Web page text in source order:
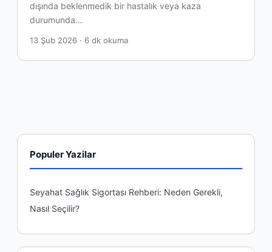
dışında beklenmedik bir hastalık veya kaza
durumunda…
13 Şub 2026 · 6 dk okuma
Populer Yazilar
Seyahat Sağlık Sigortası Rehberi: Neden Gerekli,
Nasıl Seçilir?